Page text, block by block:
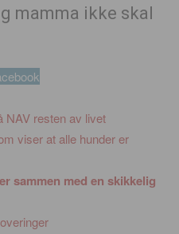
mamma ikke skal
NAV resten av livet
viser at alle hunder er
sammen med en skikkelig